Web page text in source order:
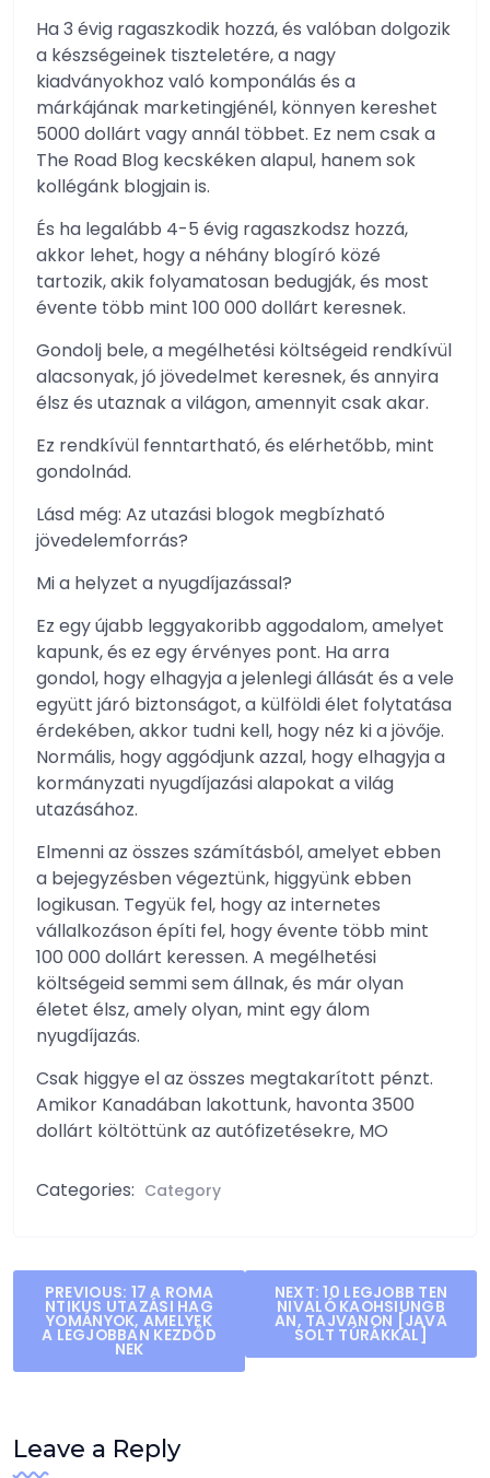
Ha 3 évig ragaszkodik hozzá, és valóban dolgozik
a készségeinek tiszteletére, a nagy
kiadványokhoz való komponálás és a
márkájának marketingjénél, könnyen kereshet
5000 dollárt vagy annál többet. Ez nem csak a
The Road Blog kecskéken alapul, hanem sok
kollégánk blogjain is.
És ha legalább 4-5 évig ragaszkodsz hozzá,
akkor lehet, hogy a néhány blogíró közé
tartozik, akik folyamatosan bedugják, és most
évente több mint 100 000 dollárt keresnek.
Gondolj bele, a megélhetési költségeid rendkívül
alacsonyak, jó jövedelmet keresnek, és annyira
élsz és utaznak a világon, amennyit csak akar.
Ez rendkívül fenntartható, és elérhetőbb, mint
gondolnád.
Lásd még: Az utazási blogok megbízható
jövedelemforrás?
Mi a helyzet a nyugdíjazással?
Ez egy újabb leggyakoribb aggodalom, amelyet
kapunk, és ez egy érvényes pont. Ha arra
gondol, hogy elhagyja a jelenlegi állását és a vele
együtt járó biztonságot, a külföldi élet folytatása
érdekében, akkor tudni kell, hogy néz ki a jövője.
Normális, hogy aggódjunk azzal, hogy elhagyja a
kormányzati nyugdíjazási alapokat a világ
utazásához.
Elmenni az összes számításból, amelyet ebben
a bejegyzésben végeztünk, higgyünk ebben
logikusan. Tegyük fel, hogy az internetes
vállalkozáson építi fel, hogy évente több mint
100 000 dollárt keressen. A megélhetési
költségeid semmi sem állnak, és már olyan
életet élsz, amely olyan, mint egy álom
nyugdíjazás.
Csak higgye el az összes megtakarított pénzt.
Amikor Kanadában lakottunk, havonta 3500
dollárt költöttünk az autófizetésekre, MO
Categories: Category
Post
navigation
PREVIOUS: 17 A ROMA
NTIKUS UTAZÁSI HAG
YOMÁNYOK, AMELYEK
A LEGJOBBAN KEZDŐD
NEK
NEXT: 10 LEGJOBB TEN
NIVALÓ KAOHSIUNGB
AN, TAJVANON [JAVA
SOLT TÚRÁKKAL]
Leave a Reply